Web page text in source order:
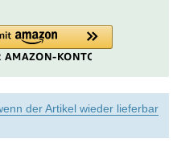
der Artikel wieder lieferbar